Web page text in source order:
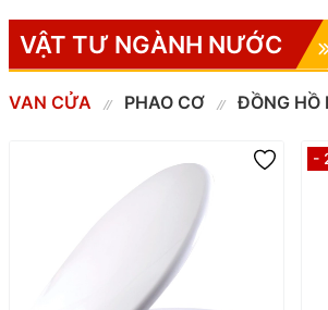
VẬT TƯ NGÀNH NƯỚC
VAN CỬA PHAO CƠ ĐỒNG HỒ
-